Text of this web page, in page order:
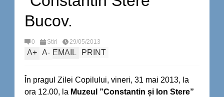
Bucov.
0 Stiri 29/05/2013
A+ A- EMAIL PRINT
În pragul Zilei Copilului, vineri, 31 mai 2013, la
ora 12.00, la Muzeul ”Constantin și Ion Stere”